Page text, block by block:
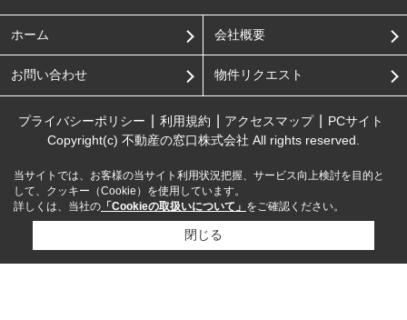
ホーム 会社概要
お問い合わせ 物件リクエスト
プライバシーポリシー 利用規約 アクセスマップ
PCサイト
Copyright(c) 不動産の窓口株式会社 All rights reserved.
当サイトでは、お客様の当サイト利用状況把握、サービス向上検討を目的と
して、クッキー（Cookie）を使用しています。
詳しくは、当社の 「Cookieの取扱いについて」 をご確認ください。
閉じる